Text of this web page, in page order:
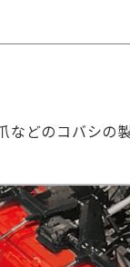
などのコバシの